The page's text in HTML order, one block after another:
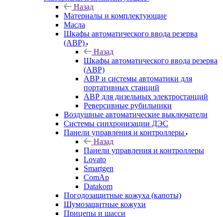
Назад
Материалы и комплектующие
Масла
Шкафы автоматического ввода резерва
(АВР)
Назад
Шкафы автоматического ввода резерва
(АВР)
АВР и системы автоматики для
портативных станций
АВР для дизельных электростанций
Реверсивные рубильники
Воздушные автоматические выключатели
Системы синхронизации ДЭС
Панели управления и контроллеры
Назад
Панели управления и контроллеры
Lovato
Smartgen
ComAp
Datakom
Погодозащитные кожуха (капоты)
Шумозащитные кожухи
Прицепы и шасси